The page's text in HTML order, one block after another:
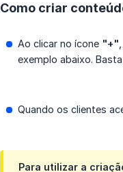
Como criar
Ao clicar no ícone "+"
exemplo abaixo.
Quando os clientes
Para utilizar a